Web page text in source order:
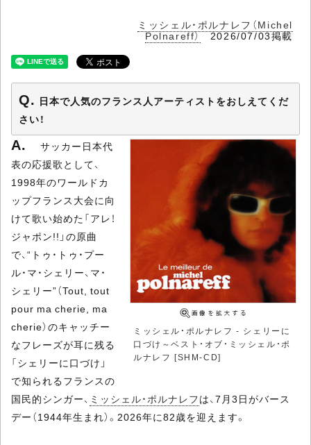
ミッシェル・ポルナレフ（Michel
Polnareff）2026/07/03掲載
日本で人気のフランス人アーティストをおしえてくだ
さい！
ミッシェル・ポルナレフ - シェリーに
口づけ～ベスト・オブ・ミッシェル・ポ
ルナレフ [SHM-CD]
サッカー日本代
表の応援歌として、
1998年のワールドカ
ップフランス大会に向
けて歌い始めた「アレ！
ジャポン!!」の原曲
で、“トゥ・トゥ・プー
ル・マ・シェリー、マ・
シェリー”（Tout, tout
pour ma cherie, ma
cherie）のキャッチー
なフレーズが耳に残る
「シェリーに口づけ」
で知られるフランスの
国民的シンガー、 ミッシェル・ポルナレフは、7月3日がバース
デー（1944年生まれ）。2026年に82歳を迎えます。